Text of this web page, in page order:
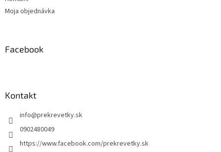
Moja objednávka
Facebook
Kontakt
info@prekrevetky.sk
0902480049
https://www.facebook.com/prekrevetky.sk